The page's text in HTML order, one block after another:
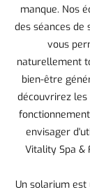
manque. Nos
des séances de
vous
naturellement
bien-être
découvrirez
envisager
Vitality Spa &
Un solarium